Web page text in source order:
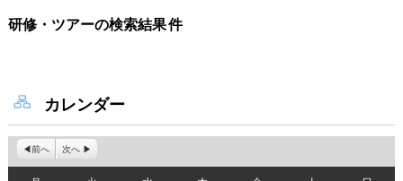
研修・ツアーに参加
研修・ツアーの検索結果件
カレンダー
前へ 次へ